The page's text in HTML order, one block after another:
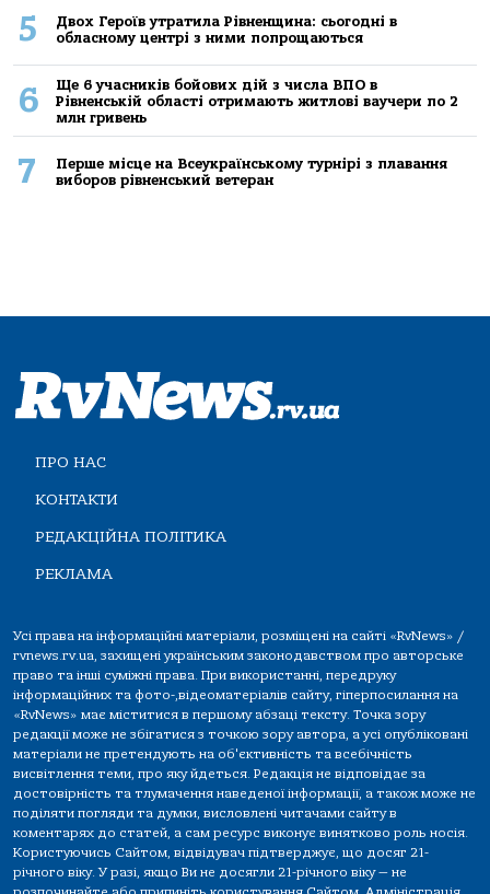
5
Двох Героїв утратила Рівненщина: сьогодні в
обласному центрі з ними попрощаються
6
Ще 6 учасників бойових дій з числа ВПО в
Рівненській області отримають житлові ваучери по 2
млн гривень
7
Перше місце на Всеукраїнському турнірі з плавання
виборов рівненський ветеран
ПРО НАС
КОНТАКТИ
РЕДАКЦІЙНА ПОЛІТИКА
РЕКЛАМА
Усі права на інформаційні матеріали, розміщені на сайті «RvNews» /
rvnews.rv.ua, захищені українським законодавством про авторське
право та інші суміжні права. При використанні, передруку
інформаційних та фото-,відеоматеріалів сайту, гіперпосилання на
«RvNews» має міститися в першому абзаці тексту. Точка зору
редакції може не збігатися з точкою зору автора, а усі опубліковані
матеріали не претендують на об'єктивність та всебічність
висвітлення теми, про яку йдеться. Редакція не відповідає за
достовірність та тлумачення наведеної інформації, а також може не
поділяти погляди та думки, висловлені читачами сайту в
коментарях до статей, а сам ресурс виконує винятково роль носія.
Користуючись Сайтом, відвідувач підтверджує, що досяг 21-
річного віку. У разі, якщо Ви не досягли 21-річного віку — не